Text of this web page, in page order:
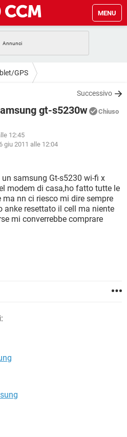
MENU
ANDROID
WHATSAPP
GAMING
WHATSAPP
GAMING
WINDOWS 10
FACEBOOK
GAMING
WHATSAPP
FACEBOOK
ANDROID
WINDOWS 10
GPS
Successivo
gt-s5230w Chiuso
12:45
6 giu 2011 alle 12:04
samsung Gt-s5230 wi-fi x
modem di casa,ho fatto tutte le
nn ci riesco mi dire sempre
anke resettato il cell ma niente
mi converrebbe comprare